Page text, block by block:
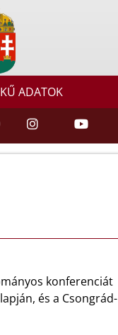
ADATOK
konferenciát
és a Csongrád-